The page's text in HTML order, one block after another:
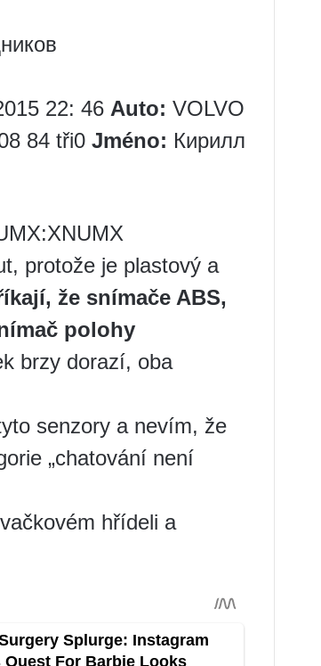
22: 46 Auto: VOLVO
84 tři0 Jméno: Кирилл
protože je plastový a
že snímače ABS,
polohy
brzy dorazí, oba
senzory a nevím, že
„chatování není
hřídeli a